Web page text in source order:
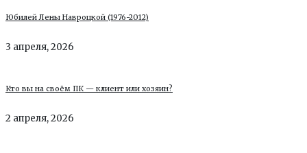
Юбилей Лены Навроцкой (1976-2012)
3 апреля, 2026
Кто вы на своём ПК — клиент или хозяин?
2 апреля, 2026